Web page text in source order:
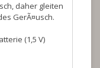
daher gleiten
GerÃ¤usch.
(1,5 V)